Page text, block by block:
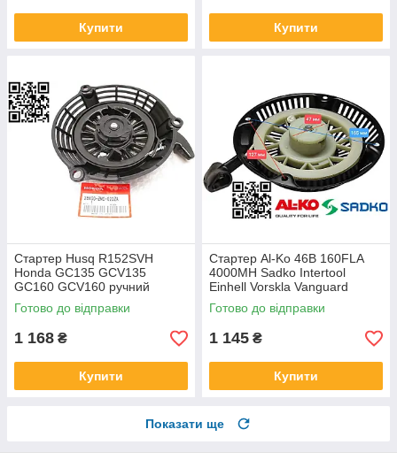
Купити Купити
Стартер Husq R152SVH
Honda GC135 GCV135
GC160 GCV160 ручний
стартер на газонокосарку
Solo 503 28400-ZM0-023ZA
GJAPA-2184992MS6
Готово до відправки
1 168 ₴
Купити
Стартер Al-Ko 46B 160FLA
4000MH Sadko Intertool
Einhell Vorskla Vanguard
Royal Grunhelm Vitals
Greenzone Briggs Stratton
Салют-5БC
Готово до відправки
1 145 ₴
Купити
Показати ще